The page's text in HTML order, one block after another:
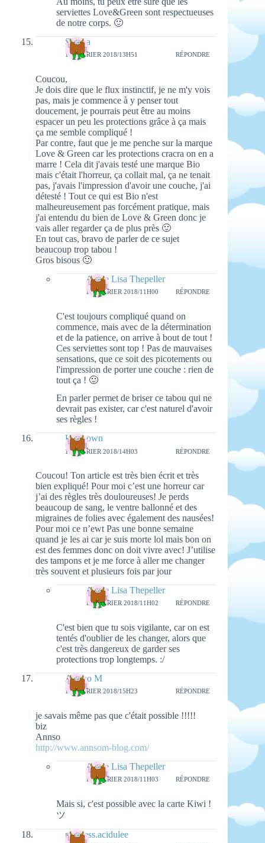
serviettes Love&Green sont respectueuses
de notre corps. 🙂
Serena
16 FÉVRIER 2018/13H51 RÉPONDRE
Coucou,
Je dois dire que le flux instinctif, je ne m'y vois
pas, mais je commence à y penser tout
doucement, je pourrais peut être au moins
espacer un peu les protections grâce à ça mais
ça me semble compliqué !
Par contre, faut que je me penche sur la marque
Love & Green car les protections cracra on en a
marre ! Cela dit j'avais testé une marque Bio
mais c'était l'horreur, ça collait mal, ça ne tenait
pas, j'avais l'impression d'avoir une couche, j'ai
détesté ! Tout ce qui est Bio n'est
malheureusement pas forcément pratique, mais
j'ai entendu du bien de Love & Green donc je
vais aller regarder ça de plus près 🙂
En tout cas, bravo de parler de ce sujet
beaucoup trop tabou !
Gros bisous 🙂
Aimie Lisa Thepeller
19 FÉVRIER 2018/11H00 RÉPONDRE
C'est toujours compliqué quand on
commence, mais avec de la détermination
et de la patience, on arrive à bout de tout !
Ces serviettes sont top ! Pas de mauvaises
sensations, que ce soit des picotements ou
l'impression de porter une couche : rien de
tout ça ! 🙂
En parler permet de briser ce tabou qui ne
devrait pas exister, car c'est naturel d'avoir
ses règles !
Unknown
16 FÉVRIER 2018/14H03 RÉPONDRE
Coucou! Ton article est très bien écrit et très
bien expliqué! Pour moi c’est une horreur car
j’ai des règles très douloureuses! Je perds
beaucoup de sang, le ventre ballonné et des
migraines de folies avec également des nausées!
Pour moi ce n’ewt Pas une bonne semaine
quand je les ai car je suis morte lol mais bon on
est des femmes donc on doit vivre avec! J’utilise
des tampons et je me force à aller me changer
très souvent et plusieurs fois par jour
Aimie Lisa Thepeller
19 FÉVRIER 2018/11H02 RÉPONDRE
C'est bien que tu sois vigilante, car on est
tentés d'oublier de les changer, alors que
c'est très dangereux de garder ses
protections trop longtemps. :/
Ann'so M
16 FÉVRIER 2018/15H23 RÉPONDRE
je savais même pas que c'était possible !!!!!
biz
Annso
http://www.annsom-blog.com/
Aimie Lisa Thepeller
19 FÉVRIER 2018/11H03 RÉPONDRE
Mais si, c'est possible avec la carte Kiwi !
ツ
princess.acidulee